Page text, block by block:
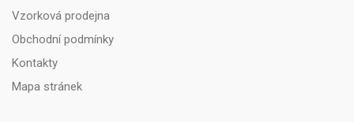
Vzorková prodejna
Obchodní podmínky
Kontakty
Mapa stránek